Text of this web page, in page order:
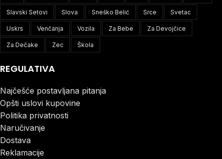
Slavski Setovi Slova Sneško Belić Srce Svetac
Uskrs Venčanja Vozila Za Bebe Za Devojčice
Za Dečake Zec Škola
REGULATIVA
Najčešće postavljana pitanja
Opšti uslovi kupovine
Politika privatnosti
Naručivanje
Dostava
Reklamacije